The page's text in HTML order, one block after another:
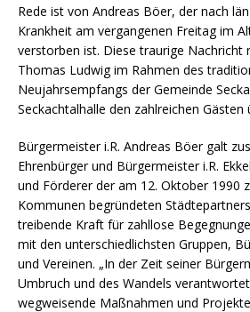
Rede ist von Andreas Böer, der nach
Krankheit am vergangenen Freitag im
verstorben ist. Diese traurige Nachricht
Thomas Ludwig im Rahmen des
Neujahrsempfangs der Gemeinde
Seckachtalhalle den zahlreichen Gästen
Bürgermeister i.R. Andreas Böer galt
Ehrenbürger und Bürgermeister i.R.
und Förderer der am 12. Oktober 1990
Kommunen begründeten
treibende Kraft für zahllose
mit den unterschiedlichsten Gruppen,
und Vereinen. „In der Zeit seiner
Umbruch und des Wandels
wegweisende Maßnahmen und